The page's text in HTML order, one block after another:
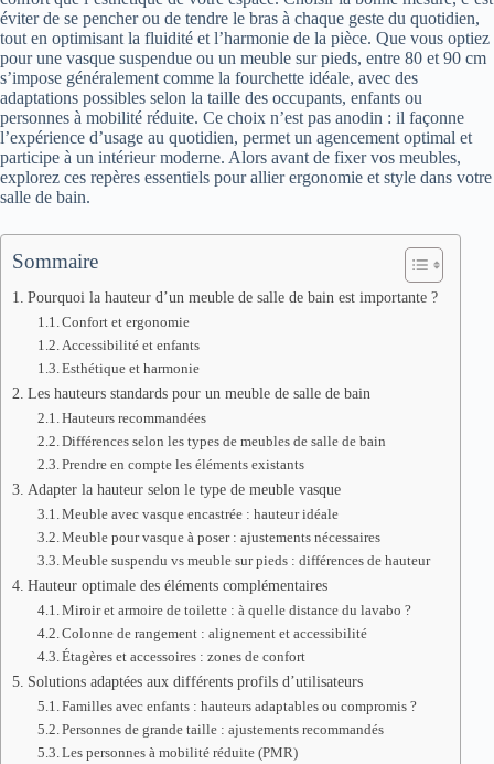
éviter de se pencher ou de tendre le bras à chaque geste du quotidien,
tout en optimisant la fluidité et l’harmonie de la pièce. Que vous optiez
pour une vasque suspendue ou un meuble sur pieds, entre 80 et 90 cm
s’impose généralement comme la fourchette idéale, avec des
adaptations possibles selon la taille des occupants, enfants ou
personnes à mobilité réduite. Ce choix n’est pas anodin : il façonne
l’expérience d’usage au quotidien, permet un agencement optimal et
participe à un intérieur moderne. Alors avant de fixer vos meubles,
explorez ces repères essentiels pour allier ergonomie et style dans votre
salle de bain.
Sommaire
Pourquoi la hauteur d’un meuble de salle de bain est importante ?
Confort et ergonomie
Accessibilité et enfants
Esthétique et harmonie
Les hauteurs standards pour un meuble de salle de bain
Hauteurs recommandées
Différences selon les types de meubles de salle de bain
Prendre en compte les éléments existants
Adapter la hauteur selon le type de meuble vasque
Meuble avec vasque encastrée : hauteur idéale
Meuble pour vasque à poser : ajustements nécessaires
Meuble suspendu vs meuble sur pieds : différences de hauteur
Hauteur optimale des éléments complémentaires
Miroir et armoire de toilette : à quelle distance du lavabo ?
Colonne de rangement : alignement et accessibilité
Étagères et accessoires : zones de confort
Solutions adaptées aux différents profils d’utilisateurs
Familles avec enfants : hauteurs adaptables ou compromis ?
Personnes de grande taille : ajustements recommandés
Les personnes à mobilité réduite (PMR)